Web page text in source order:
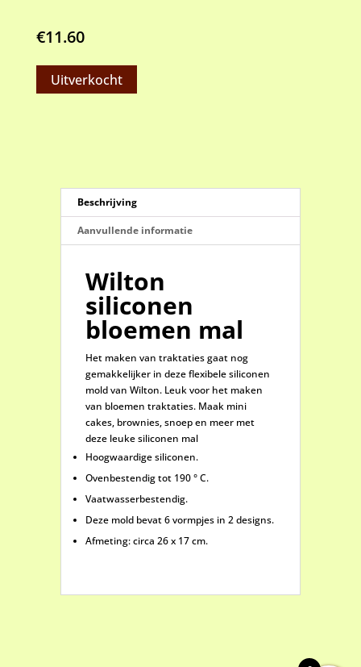
€11.60
Uitverkocht
Beschrijving
Aanvullende informatie
Wilton
siliconen
bloemen mal
Het maken van traktaties gaat nog
gemakkelijker in deze flexibele siliconen
mold van Wilton. Leuk voor het maken
van bloemen traktaties. Maak mini
cakes, brownies, snoep en meer met
deze leuke siliconen mal
Hoogwaardige siliconen.
Ovenbestendig tot 190 ° C.
Vaatwasserbestendig.
Deze mold bevat 6 vormpjes in 2 designs.
Afmeting: circa 26 x 17 cm.